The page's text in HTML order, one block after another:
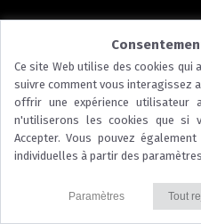
Ce site Web utilise des cookies qui
suivre comment vous interagissez
offrir une expérience utilisateur
n'utiliserons les cookies que si
Accepter. Vous pouvez
individuelles à partir des
Paramètres Tout